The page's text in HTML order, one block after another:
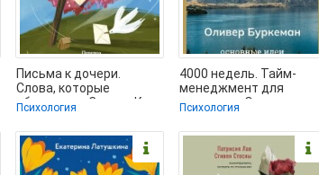
Письма к дочери.
Слова, которые
обнимают - Сонхва Кан
📗
Психология
4000 недель. Тайм-
менеджмент для
смертных. Оливер
Психология